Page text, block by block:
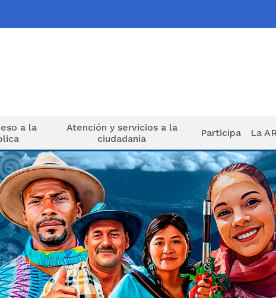
a la
Atención y servicios a la
ciudadanía
Participa La